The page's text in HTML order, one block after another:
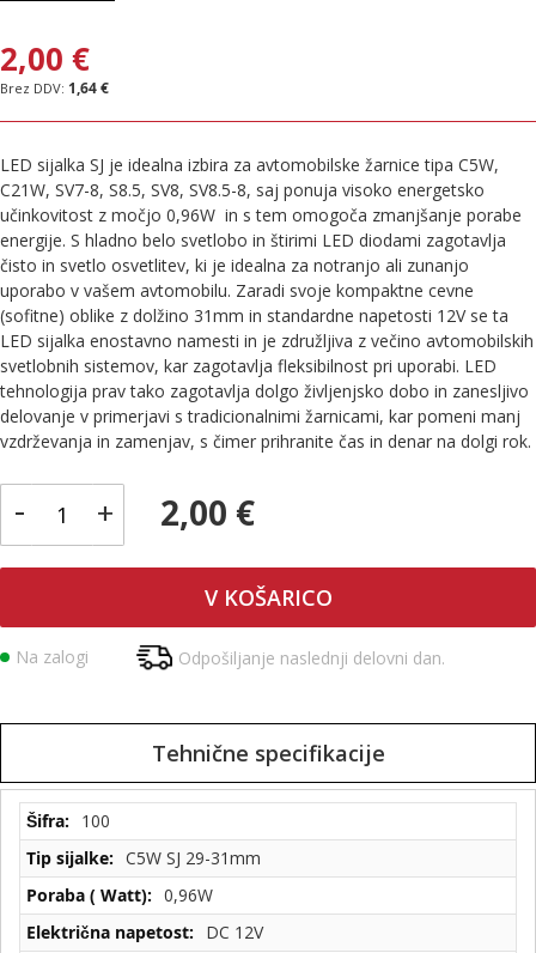
2,00 €
1,64 €
LED sijalka SJ je idealna izbira za avtomobilske žarnice tipa C5W,
C21W, SV7-8, S8.5, SV8, SV8.5-8, saj ponuja visoko energetsko
učinkovitost z močjo 0,96W in s tem omogoča zmanjšanje porabe
energije. S hladno belo svetlobo in štirimi LED diodami zagotavlja
čisto in svetlo osvetlitev, ki je idealna za notranjo ali zunanjo
uporabo v vašem avtomobilu. Zaradi svoje kompaktne cevne
(sofitne) oblike z dolžino 31mm in standardne napetosti 12V se ta
LED sijalka enostavno namesti in je združljiva z večino avtomobilskih
svetlobnih sistemov, kar zagotavlja fleksibilnost pri uporabi. LED
tehnologija prav tako zagotavlja dolgo življenjsko dobo in zanesljivo
delovanje v primerjavi s tradicionalnimi žarnicami, kar pomeni manj
vzdrževanja in zamenjav, s čimer prihranite čas in denar na dolgi rok.
- + 2,00 €
V KOŠARICO
Na zalogi Odpošiljanje naslednji delovni dan.
Tehnične specifikacije
Tehnične
specifikacije
100
C5W SJ 29-31mm
0,96W
DC 12V